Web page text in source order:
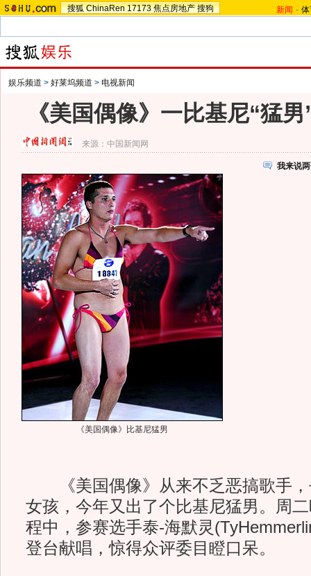
搜狐 ChinaRen 17173 焦点房地产 搜狗 新闻 -
娱乐频道 > 好莱坞频道 > 电视新闻
《美国偶像》一比基尼“猛
来源： 中国新闻网
我来说
《美国偶像》比基尼猛男
《美国偶像》从来不乏恶搞歌手，
女孩，今年又出了个比基尼猛男。周
程中，参赛选手泰-海默灵
登台献唱，惊得众评委目瞪口呆。